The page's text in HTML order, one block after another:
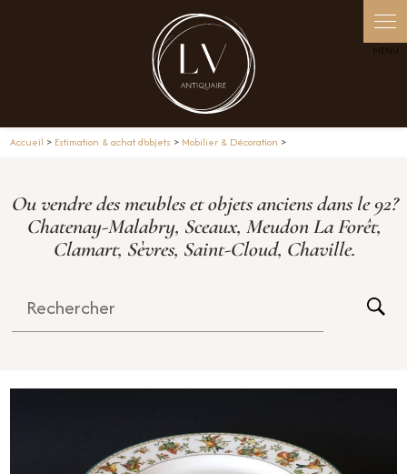
Accueil > Estimation & achat d'objets > Mobilier & Décoration >
Ou vendre des meubles et objets anciens dans le 92?
Chatenay-Malabry, Sceaux, Meudon La Forêt,
Clamart, Sèvres, Saint-Cloud, Chaville.
Rechercher
Panneau de gestion des cookies